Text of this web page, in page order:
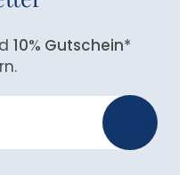
10% Gutschein*